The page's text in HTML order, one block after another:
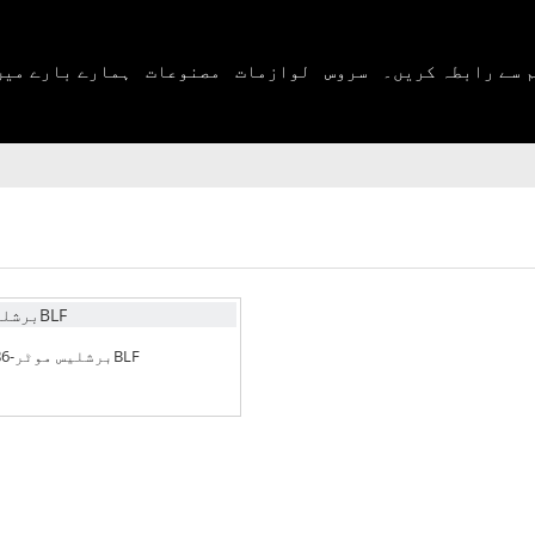
ہمارے بارے مصنوعات لوازمات سروس سے رابطہ کریں۔
برشلیس موٹر-86BLF